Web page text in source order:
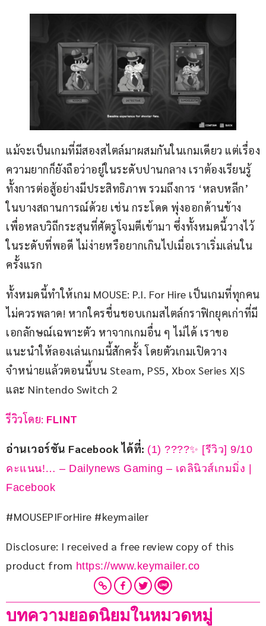
แม้จะเป็นเกมที่มีสองสไตล์มาผสมกันในเกมเดียว แต่เรื่อง
ความยากก็ยังถือว่าอยู่ในระดับปานกลาง เราต้องเรียนรู้
ทั้งการต่อสู้อย่างมีประสิทธิภาพ รวมถึงการ ‘หลบหลีก’
ในบางสถานการณ์ด้วย เช่น กระโดด พุ่งออกด้านข้าง
เพื่อหลบวิถีกระสุนที่ศัตรูโจมตีเข้ามา ซึ่งทั้งหมดนี้วางไว้
ในระดับที่พอดี ไม่ง่ายหรือยากเกินไปเมื่อเราเริ่มเล่นใน
ครั้งแรก
ทั้งหมดนี้ทำให้เกม MOUSE: P.I. For Hire เป็นเกมที่ทุกคน
ไม่ควรพลาด! หากใครชื่นชอบเกมสไตล์กราฟิกยุคเก่าที่มี
เอกลักษณ์เฉพาะตัว หาจากเกมอื่น ๆ ไม่ได้ เราขอ
แนะนำให้ลองเล่นเกมนี้สักครั้ง โดยตัวเกมเปิดวาง
จำหน่ายแล้วตอนนี้บน Steam, PS5, Xbox Series X|S
และ Nintendo Switch 2
รีวิวโดย: FLINT
อ่านเวอร์ชัน Facebook ได้ที่: (1) ????✨ [รีวิว] 9/10
คะแนน!… – Dailynews Gaming – เดลินิวส์เกมมิ่ง |
Facebook
#MOUSEPIForHire #keymailer
Disclosure: I received a free review copy of this
product from https://www.keymailer.co
บทความยอดนิยมในหมวดหมู่